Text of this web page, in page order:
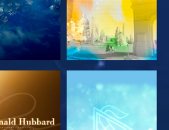
LAS
EXPLORA LAS
SERIES